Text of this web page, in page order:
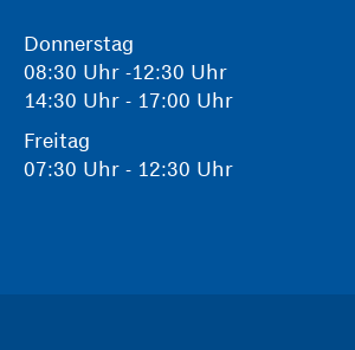
Donnerstag
08:30 Uhr -12:30 Uhr
14:30 Uhr - 17:00 Uhr
Freitag
07:30 Uhr - 12:30 Uhr